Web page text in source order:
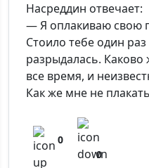
Насреддин отвечает:
— Я оплакиваю свою
Стоило тебе один
разрыдалась.
все время, и
Как же мне не
0
0